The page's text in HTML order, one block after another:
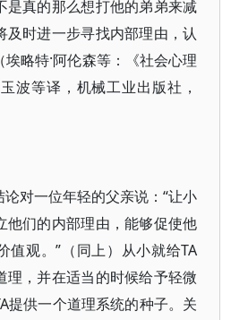
是真的那么想打他的弟弟来减
及时进一步寻找内部理由，认
略特·阿伦森等：《社会心理
波等译，机械工业出版社，
对一位年轻的父亲说：“让小
他们的内部理由，能够促使他
值观。”（同上）从小就给TA
理，并在适当的时候给予轻微
提供一个道理系统的种子。关